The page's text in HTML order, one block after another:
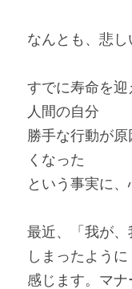
なんとも、悲し
すでに寿命を迎
人間の自分
勝手な行動が
くなった
という事実に、
最近、「我が
しまったように
感じます。マ